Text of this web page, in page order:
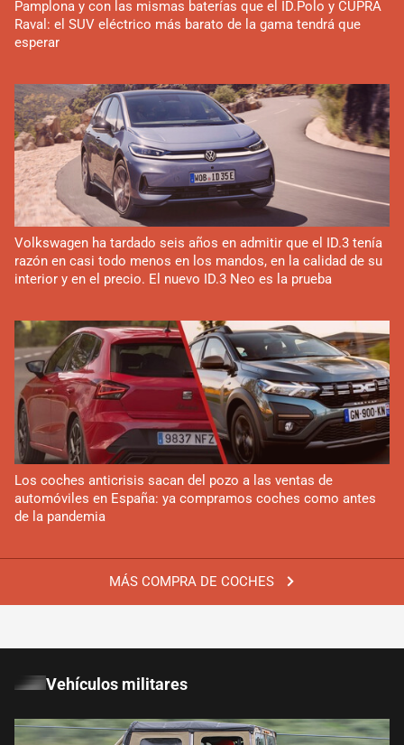
MÁS COMPRA DE COCHES
Pamplona y con las mismas baterías que el ID.Polo y CUPRA
Raval: el SUV eléctrico más barato de la gama tendrá que
esperar
Volkswagen ha tardado seis años en admitir que el ID.3 tenía
razón en casi todo menos en los mandos, en la calidad de su
interior y en el precio. El nuevo ID.3 Neo es la prueba
Los coches anticrisis sacan del pozo a las ventas de
automóviles en España: ya compramos coches como antes
de la pandemia
Vehículos militares